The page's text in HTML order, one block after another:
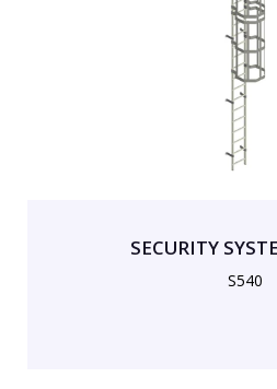
SECURITY
S540